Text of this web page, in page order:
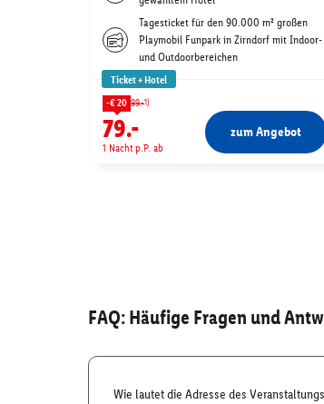
Tagesticket für den 90.000 m² großen
Playmobil Funpark in Zirndorf mit Indoor-
und Outdoorbereichen
Ticket + Hotel
-€ 20 99.-1)
79.-
1 Nacht p.P. ab
zum Angebot
FAQ: Häufige Fragen und
Wie lautet die Adresse des